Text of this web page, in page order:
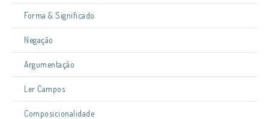
Forma & Significado
Negação
Argumentação
Ler Campos
Composicionalidade